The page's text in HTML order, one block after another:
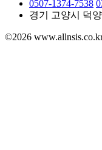
0507-1374-7538
경기 고양시 덕
©2026